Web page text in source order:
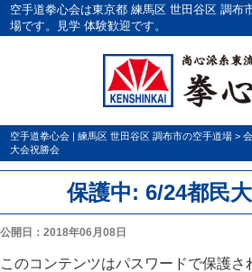
空手道拳心会は東京都 練馬区 世田谷区 調布
場です。見学 体験歓迎です。
空手道拳心会 | 練馬区 世田谷区 調布市の空手道場 >
大会祝勝会
保護中: 6/24都民
公開日：2018年06月08日
このコンテンツはパスワードで保護さ